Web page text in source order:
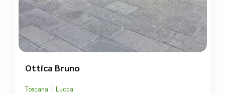
Ottica Bruno
Toscana / Lucca